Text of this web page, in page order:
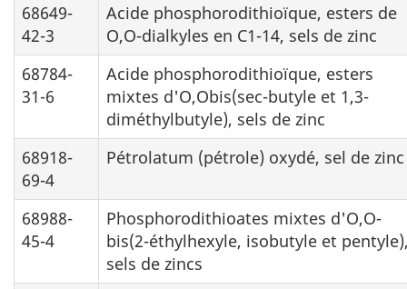
68649-
42-3
Acide phosphorodithioïque, esters de
O,O-dialkyles en C1-14, sels de zinc
68784-
31-6
Acide phosphorodithioïque, esters
mixtes d'O,Obis(sec-butyle et 1,3-
diméthylbutyle), sels de zinc
68918-
69-4
Pétrolatum (pétrole) oxydé, sel de zinc
68988-
45-4
Phosphorodithioates mixtes d'O,O-
bis(2-éthylhexyle, isobutyle et
sels de zincs